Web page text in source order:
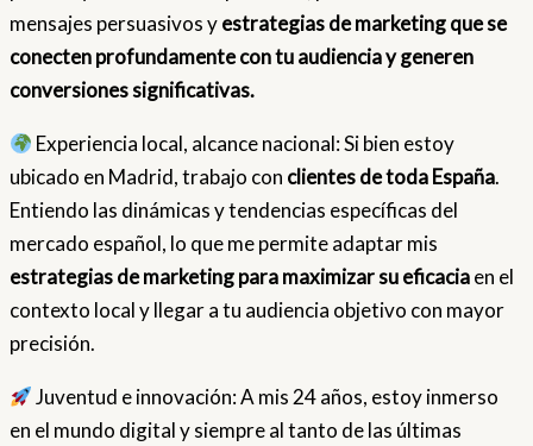
mensajes persuasivos yestrategias de marketing que se
conecten profundamente con tu audiencia y generen
conversiones significativas.
Experiencia local, alcance nacional: Si bien estoy
ubicado en Madrid, trabajo con clientes de toda España.
Entiendo las dinámicas y tendencias específicas del
mercado español, lo que me permite adaptar mis
estrategias de marketing para maximizar su eficaciaen el
contexto local y llegar a tu audiencia objetivo con mayor
precisión.
Juventud e innovación: A mis 24 años, estoy inmerso
en el mundo digital y siempre al tanto de las últimas